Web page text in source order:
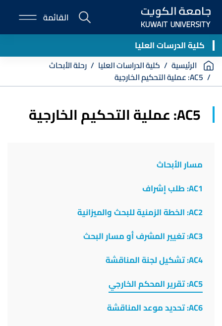
Skip
main
content
E-
Portal
القائمة
كلية الدرسات العليا
Breadcrumb
الرئيسية كلية الدراسات العليا
رحلة الأبحاث
AC5: عملية التحكيم الخارجية
AC5: عملية التحكيم الخارجية
مسار الأبحاث
AC1: طلب إشراف
AC2: الخطة الزمنية للبحث والميزانية
AC3: تغيير المشرف أو مسار البحث
AC4: تشكيل لجنة المناقشة
AC5: تقرير المحكم الخارجي
AC6: تحديد موعد المناقشة